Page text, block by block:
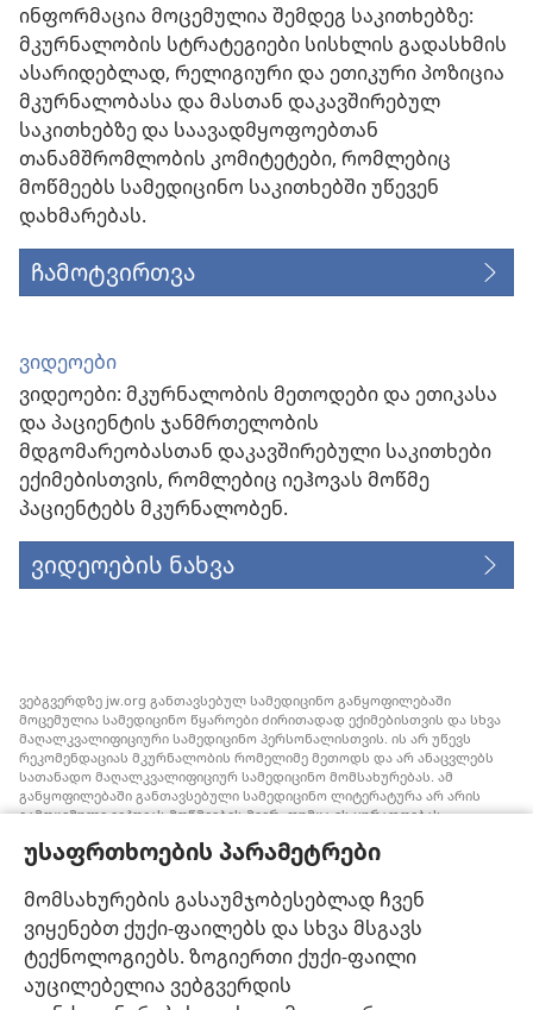
უსაფრთხოების პარამეტრები
მომსახურების გასაუმჯობესებლად ჩვენ
ვიყენებთ ქუქი-ფაილებს და სხვა მსგავს
ტექნოლოგიებს. ზოგიერთი ქუქი-ფაილი
აუცილებელია ვებგვერდის
ინფორმაცია მოცემულია შემდეგ საკითხებზე:
მკურნალობის სტრატეგიები სისხლის გადასხმის
ასარიდებლად, რელიგიური და ეთიკური პოზიცია
მკურნალობასა და მასთან დაკავშირებულ
საკითხებზე და საავადმყოფოებთან
თანამშრომლობის კომიტეტები, რომლებიც
მოწმეებს სამედიცინო საკითხებში უწევენ
დახმარებას.
ჩამოტვირთვა
ვიდეოები
ვიდეოები: მკურნალობის მეთოდები და ეთიკასა
და პაციენტის ჯანმრთელობის
მდგომარეობასთან დაკავშირებული საკითხები
ექიმებისთვის, რომლებიც იეჰოვას მოწმე
პაციენტებს მკურნალობენ.
ვიდეოების ნახვა
ვებგვერდზე jw.org განთავსებულ სამედიცინო განყოფილებაში
მოცემულია სამედიცინო წყაროები ძირითადად ექიმებისთვის და სხვა
მაღალკვალიფიციური სამედიცინო პერსონალისთვის. ის არ უწევს
რეკომენდაციას მკურნალობის რომელიმე მეთოდს და არ ანაცვლებს
სათანადო მაღალკვალიფიციურ სამედიცინო მომსახურებას. ამ
განყოფილებაში განთავსებული სამედიცინო ლიტერატურა არ არის
გამოცემული იეჰოვას მოწმეების მიერ, თუმცა ის ყურადღებას
რომელიც შესაძლოა ყურადსაღები იყოს. თითოეული მედიკოსი
ვალდებულია, ინფორმირებული იყოს მედიცინაში არსებული
მიღწევების თაობაზე, რათა მკურნალობის ის მეთოდი შესთავაზოს
პაციენტს, რომელიც მისი ჯანმრთელობის მდგომარეობას საუკეთესოდ
შეესაბამება და არ ეწინააღმდეგება პაციენტის სურვილს,
ფასეულობებსა და მრწამსს. აქ მოცემული მკურნალობის მეთოდები
გამოიყენება ინდივიდუალურად, პაციენტის საჭიროებების
გათვალისწინებით.